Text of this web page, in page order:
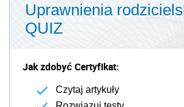
Uprawnienia
QUIZ
Jak zdobyć Certyfikat:
Czytaj artykuły